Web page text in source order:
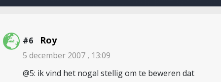
#6 Roy
5 december 2007 , 13:09
@5: ik vind het nogal stellig om te beweren dat